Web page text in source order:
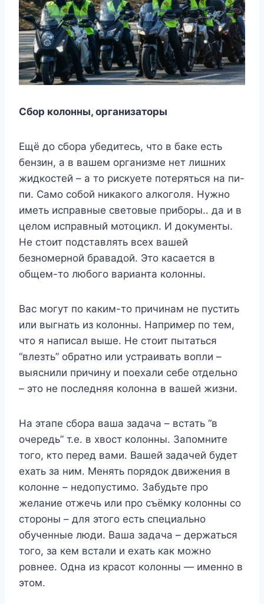
Сбор колонны, организаторы
Ещё до сбора убедитесь, что в баке есть
бензин, а в вашем организме нет лишних
жидкостей – а то рискуете потеряться на пи-
пи. Само собой никакого алкоголя. Нужно
иметь исправные световые приборы.. да и в
целом исправный мотоцикл. И документы.
Не стоит подставлять всех вашей
безномерной бравадой. Это касается в
общем-то любого варианта колонны.
Вас могут по каким-то причинам не пустить
или выгнать из колонны. Например по тем,
что я написал выше. Не стоит пытаться
“влезть” обратно или устраивать вопли –
выяснили причину и поехали себе отдельно
– это не последняя колонна в вашей жизни.
На этапе сбора ваша задача – встать “в
очередь” т.е. в хвост колонны. Запомните
того, кто перед вами. Вашей задачей будет
ехать за ним. Менять порядок движения в
колонне – недопустимо. Забудьте про
желание отжечь или про съёмку колонны со
стороны – для этого есть специально
обученные люди. Ваша задача – держаться
того, за кем встали и ехать как можно
ровнее. Одна из красот колонны — именно в
этом.